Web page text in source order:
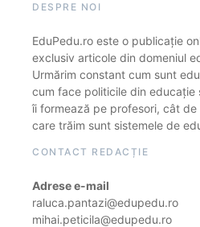
DESPRE NOI
EduPedu.ro este o publicație
exclusiv articole din domeniul
Urmărim constant cum sunt
cum face politicile din educație
îi formează pe profesori, cât
care trăim sunt sistemele de
CONTACT REDACȚIE
Adrese e-mail
raluca.pantazi@edupedu.ro
mihai.peticila@edupedu.ro